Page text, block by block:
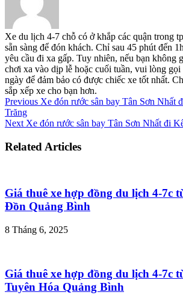
Xe du lịch 4-7 chỗ có ở khắp các quận trong
sẵn sàng để đón khách. Chỉ sau 45 phút đến
yêu cầu đi xa gấp. Tuy nhiên, nếu bạn không
chơi xa vào dịp lễ hoặc cuối tuần, vui lòng
ngày để đảm bảo có được chiếc xe tốt nhất.
sắp xếp xe cho bạn hơn.
Previous Xe đón rước sân bay Tân Sơn Nhất
Trăng
Next Xe đón rước sân bay Tân Sơn Nhất đi
Related Articles
Giá thuê xe hợp đồng du lịch 4-7c
Đồn Quảng Bình
8 Tháng 6, 2025
Giá thuê xe hợp đồng du lịch 4-7c
Tuyên Hóa Quảng Bình